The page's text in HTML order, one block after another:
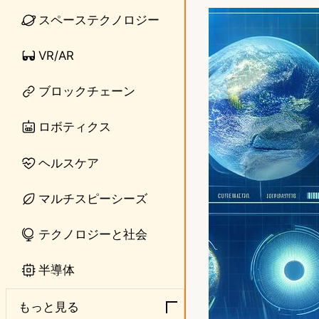
スペーステクノロジー
VR/AR
ブロックチェーン
ロボティクス
ヘルスケア
マルチスピーシーズ
テクノロジーと社会
半導体
もっと見る
n
e
s
t
o
d
o
n